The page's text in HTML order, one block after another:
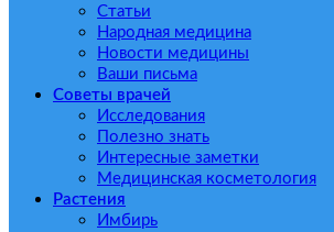
Статьи
Народная медицина
Новости медицины
Ваши письма
Советы врачей
Исследования
Полезно знать
Интересные заметки
Медицинская косметология
Растения
Имбирь